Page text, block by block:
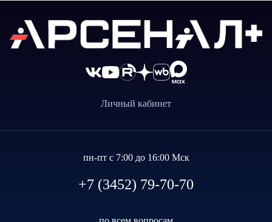
Личный кабинет
пн-пт с 7:00 до 16:00 Мск
+7 (3452) 79-70-70